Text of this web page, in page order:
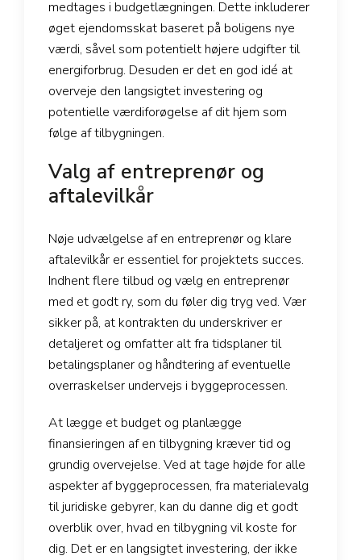
medtages i budgetlægningen. Dette inkluderer
øget ejendomsskat baseret på boligens nye
værdi, såvel som potentielt højere udgifter til
energiforbrug. Desuden er det en god idé at
overveje den langsigtet investering og
potentielle værdiforøgelse af dit hjem som
følge af tilbygningen.
Valg af entreprenør og
aftalevilkår
Nøje udvælgelse af en entreprenør og klare
aftalevilkår er essentiel for projektets succes.
Indhent flere tilbud og vælg en entreprenør
med et godt ry, som du føler dig tryg ved. Vær
sikker på, at kontrakten du underskriver er
detaljeret og omfatter alt fra tidsplaner til
betalingsplaner og håndtering af eventuelle
overraskelser undervejs i byggeprocessen.
At lægge et budget og planlægge
finansieringen af en tilbygning kræver tid og
grundig overvejelse. Ved at tage højde for alle
aspekter af byggeprocessen, fra materialevalg
til juridiske gebyrer, kan du danne dig et godt
overblik over, hvad en tilbygning vil koste for
dig. Det er en langsigtet investering, der ikke